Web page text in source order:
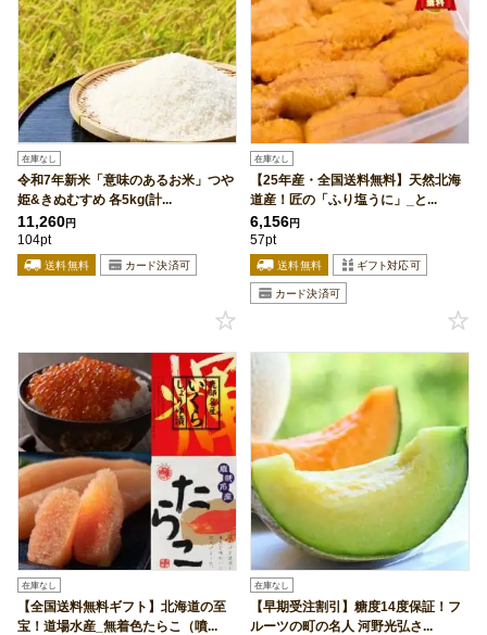
在庫なし
令和7年新米「意味のあるお米」つや
姫&きぬむすめ 各5kg(計...
11,260円
104pt
在庫なし
【25年産・全国送料無料】天然北海
道産！匠の「ふり塩うに」_と...
6,156円
57pt
在庫なし
【全国送料無料ギフト】北海道の至
宝！道場水産_無着色たらこ（噴...
在庫なし
【早期受注割引】糖度14度保証！フ
ルーツの町の名人 河野光弘さ...